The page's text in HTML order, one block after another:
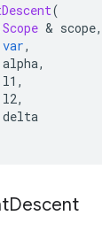
(
Scope & scope,
var,
alpha,
l1 ,
l2,
delta
Descent